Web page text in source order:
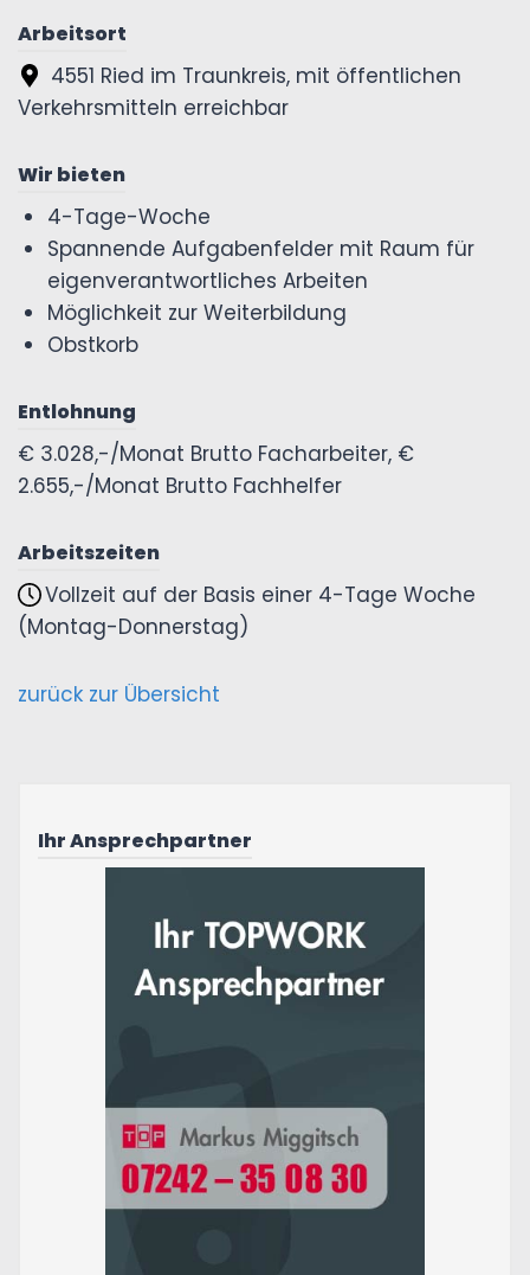
Arbeitsort
4551 Ried im Traunkreis, mit öffentlichen
Verkehrsmitteln erreichbar
Wir bieten
4-Tage-Woche
Spannende Aufgabenfelder mit Raum für
eigenverantwortliches Arbeiten
Möglichkeit zur Weiterbildung
Obstkorb
Entlohnung
€ 3.028,-/Monat Brutto Facharbeiter, €
2.655,-/Monat Brutto Fachhelfer
Arbeitszeiten
Vollzeit auf der Basis einer 4-Tage Woche
(Montag-Donnerstag)
zurück zur Übersicht
Ihr Ansprechpartner